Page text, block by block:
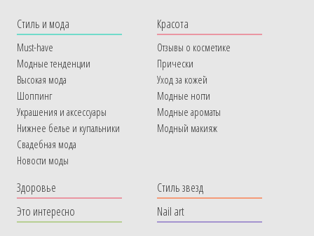
Cтиль и мода
Must-have
Модные тенденции
Высокая мода
Шоппинг
Украшения и аксессуары
Нижнее белье и купальники
Свадебная мода
Новости моды
Красота
Отзывы о косметике
Прически
Уход за кожей
Модные ногти
Модные ароматы
Модный макияж
Здоровье
Это интересно
Стиль звезд
Nail art